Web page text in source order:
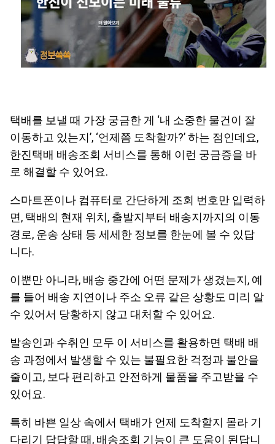
택배를 보낼 때 가장 궁금한 게 ‘내 소중한 물건이 잘
이동하고 있는지’, ‘언제쯤 도착할까?’ 하는 점인데요,
한진택배 배송조회 서비스를 통해 이런 궁금증을 바
로 해결할 수 있어요.
스마트폰이나 컴퓨터로 간단하게 조회 번호만 입력하
면, 택배의 현재 위치, 출발지부터 배송지까지의 이동
경로, 운송 상태 등 세세한 정보를 한눈에 볼 수 있답
니다.
이뿐만 아니라, 배송 중간에 어떤 문제가 생겼는지, 예
를 들어 배송 지연이나 주소 오류 같은 상황도 미리 알
수 있어서 당황하지 않고 대처할 수 있어요.
발송인과 수취인 모두 이 서비스를 활용하면 택배 배
송 과정에서 발생할 수 있는 불필요한 걱정과 불안을
줄이고, 보다 편리하고 안전하게 물품을 주고받을 수
있어요.
특히 바쁜 일상 속에서 택배가 언제 도착할지 몰라 기
다리기 답답할 때, 배송조회 기능이 큰 도움이 된답니